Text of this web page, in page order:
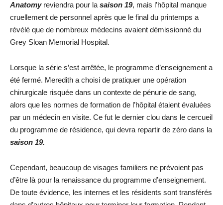
Anatomyreviendra pour la saison 19, mais l’hôpital manque
cruellement de personnel après que le final du printemps a
révélé que de nombreux médecins avaient démissionné du
Grey Sloan Memorial Hospital.
Lorsque la série s’est arrêtée, le programme d’enseignement a
été fermé. Meredith a choisi de pratiquer une opération
chirurgicale risquée dans un contexte de pénurie de sang,
alors que les normes de formation de l’hôpital étaient évaluées
par un médecin en visite. Ce fut le dernier clou dans le cercueil
du programme de résidence, qui devra repartir de zéro dans la
saison 19.
Cependant, beaucoup de visages familiers ne prévoient pas
d’être là pour la renaissance du programme d’enseignement.
De toute évidence, les internes et les résidents sont transférés